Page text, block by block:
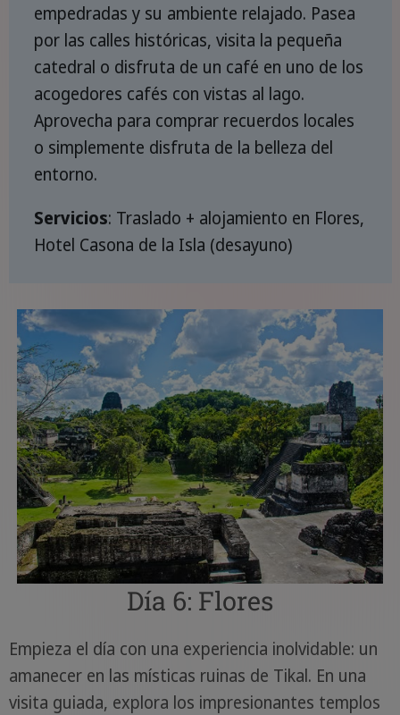
empedradas y su ambiente relajado. Pasea
por las calles históricas, visita la pequeña
catedral o disfruta de un café en uno de los
acogedores cafés con vistas al lago.
Aprovecha para comprar recuerdos locales
o simplemente disfruta de la belleza del
entorno.
Servicios: Traslado + alojamiento en Flores,
Hotel Casona de la Isla (desayuno)
Día 6: Flores
Empieza el día con una experiencia inolvidable: un
amanecer en las místicas ruinas de Tikal. En una
visita guiada, explora los impresionantes templos